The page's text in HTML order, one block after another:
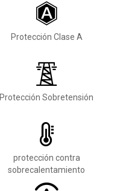
Protección Clase A
Protección Sobretensión
protección contra
sobrecalentamiento